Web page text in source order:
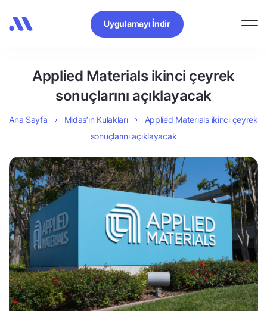
Uygulamayı İndir
Applied Materials ikinci çeyrek
sonuçlarını açıklayacak
Ana Sayfa Midas’ın Kulakları
Applied Materials ikinci çeyrek
sonuçlarını açıklayacak